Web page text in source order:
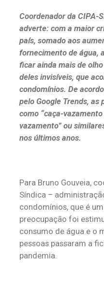
Coordenador da CIPA-
adverte: com a maior
país, somado aos
fornecimento de água,
ficar ainda mais de
deles invisíveis, que
condomínios. De
pelo Google Trends, as
como “caça-
vazamento” ou
nos últimos anos.
Para Bruno Gouveia,
Síndica –
condomínios, que é
preocupação foi
consumo de água e o
pessoas passaram a
pandemia.